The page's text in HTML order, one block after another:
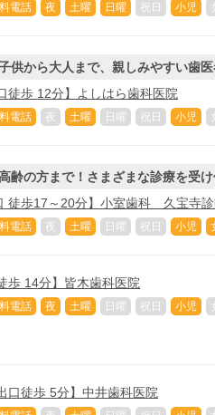
電話 夜 土曜 日曜 祝日 小児
供から大人まで、親しみやすい歯
徒歩 12分】よしはら歯科医院
電話 夜 土曜 日曜 祝日 小児
齢の方まで！さまざまな診療を受
徒歩17～20分】小室歯科 久宝寺
電話 夜 土曜 日曜 祝日 小児
歩 14分】皆木歯科医院
電話 夜 土曜 日曜 祝日 小児
口徒歩 5分】中井歯科医院